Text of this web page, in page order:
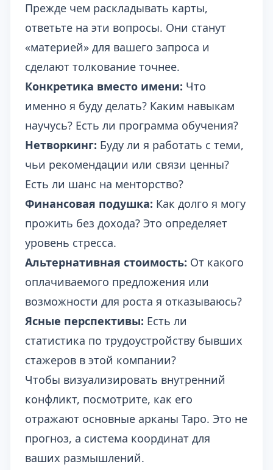
Прежде чем раскладывать карты,
ответьте на эти вопросы. Они станут
«материей» для вашего запроса и
сделают толкование точнее.
Конкретика вместо имени: Что
именно я буду делать? Каким навыкам
научусь? Есть ли программа обучения?
Нетворкинг: Буду ли я работать с теми,
чьи рекомендации или связи ценны?
Есть ли шанс на менторство?
Финансовая подушка: Как долго я могу
прожить без дохода? Это определяет
уровень стресса.
Альтернативная стоимость: От какого
оплачиваемого предложения или
возможности для роста я отказываюсь?
Ясные перспективы: Есть ли
статистика по трудоустройству бывших
стажеров в этой компании?
Чтобы визуализировать внутренний
конфликт, посмотрите, как его
отражают основные арканы Таро. Это не
прогноз, а система координат для
ваших размышлений.